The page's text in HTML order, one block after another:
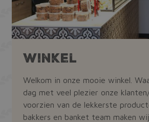
Winkel
Welkom in onze mooie winkel.
dag met veel plezier onze
voorzien van de lekkerste
bakkers en banket team maken